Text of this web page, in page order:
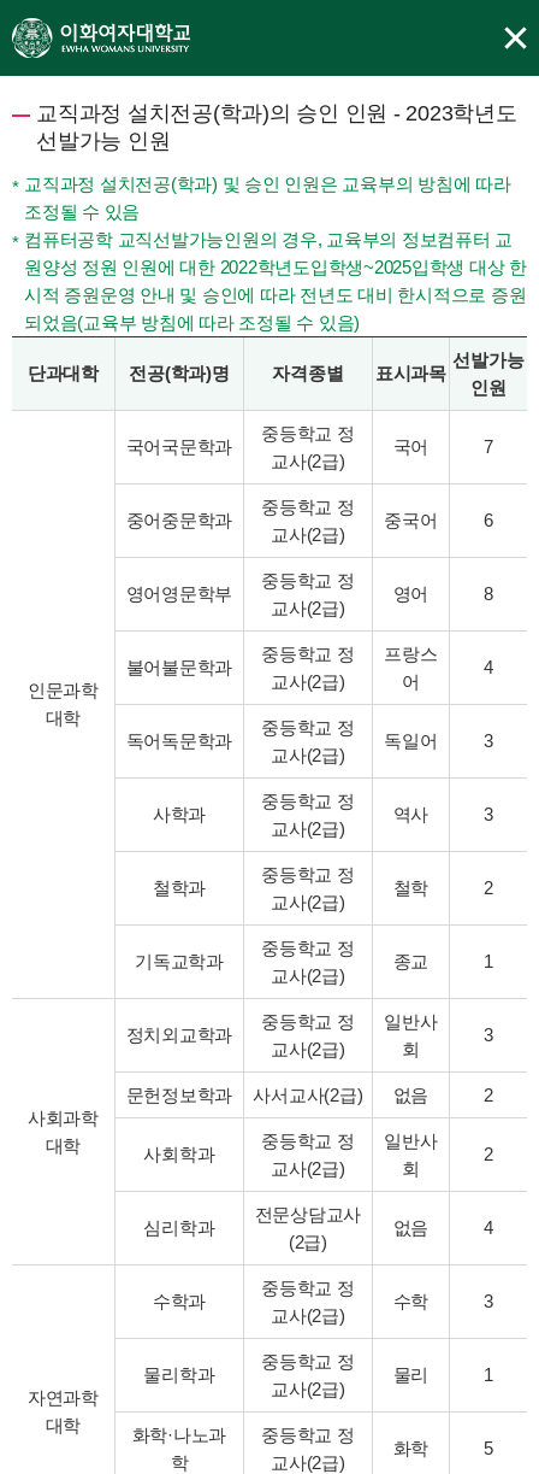
교직과정 설치전공(학과)의 승인 인원 - 2023학년도
선발가능 인원
교직과정 설치전공(학과) 및 승인 인원은 교육부의 방침에 따라
조정될 수 있음
컴퓨터공학 교직선발가능인원의 경우, 교육부의 정보컴퓨터 교
원양성 정원 인원에 대한 2022학년도입학생~2025입학생 대상 한
시적 증원운영 안내 및 승인에 따라 전년도 대비 한시적으로 증원
되었음(교육부 방침에 따라 조정될 수 있음)
단과대학 전공(학과)명 자격종별 표시과목
선발가능
인원
인문과학
대학
국어국문학과
중등학교 정
교사(2급)
국어 7
중어중문학과
중등학교 정
교사(2급)
중국어 6
영어영문학부
중등학교 정
교사(2급)
영어 8
불어불문학과
중등학교 정
교사(2급)
프랑스
어
4
독어독문학과
중등학교 정
교사(2급)
독일어 3
사학과
중등학교 정
교사(2급)
역사 3
철학과
중등학교 정
교사(2급)
철학 2
기독교학과
중등학교 정
교사(2급)
종교 1
사회과학
대학
정치외교학과
중등학교 정
교사(2급)
일반사
회
3
문헌정보학과 사서교사(2급) 없음 2
사회학과
중등학교 정
교사(2급)
일반사
회
2
심리학과
전문상담교사
(2급)
없음 4
자연과학
대학
수학과
중등학교 정
교사(2급)
수학 3
물리학과
중등학교 정
교사(2급)
물리 1
화학·나노과
학
중등학교 정
교사(2급)
화학 5